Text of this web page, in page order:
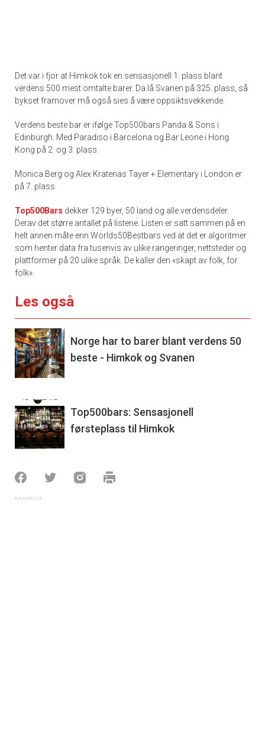
Det var i fjor at Himkok tok en sensasjonell 1. plass blant
verdens 500 mest omtalte barer. Da lå Svanen på 325. plass, så
bykset framover må også sies å være oppsiktsvekkende.
Verdens beste bar er ifølge Top500bars Panda & Sons i
Edinburgh. Med Paradiso i Barcelona og Bar Leone i Hong
Kong på 2. og 3. plass.
Monica Berg og Alex Kratenas Tayer + Elementary i London er
på 7. plass.
Top500Bars dekker 129 byer, 50 land og alle verdensdeler.
Derav det større antallet på listene. Listen er satt sammen på en
helt annen måte enn Worlds50Bestbars ved at det er algoritmer
som henter data fra tusenvis av ulike rangeringer, nettsteder og
plattformer på 20 ulike språk. De kaller den «skapt av folk, for
folk».
Les også
Norge har to barer blant verdens 50
beste - Himkok og Svanen
Top500bars: Sensasjonell
førsteplass til Himkok